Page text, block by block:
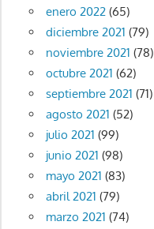
enero 2022(65)
diciembre 2021 (79)
noviembre 2021 (78)
octubre 2021 (62)
septiembre 2021 (71)
agosto 2021 (52)
julio 2021 (99)
junio 2021 (98)
mayo 2021 (83)
abril 2021 (79)
marzo 2021 (74)